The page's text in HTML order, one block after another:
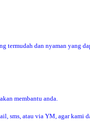
termudah dan nyaman yang
membantu anda.
sms, atau via YM, agar kami